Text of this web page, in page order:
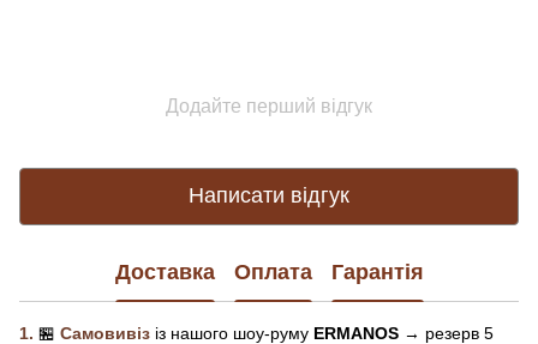
Додайте перший відгук
Написати відгук
Доставка Оплата Гарантія
1. 🏪 Самовивіз із нашого шоу-руму ERMANOS → резерв 5